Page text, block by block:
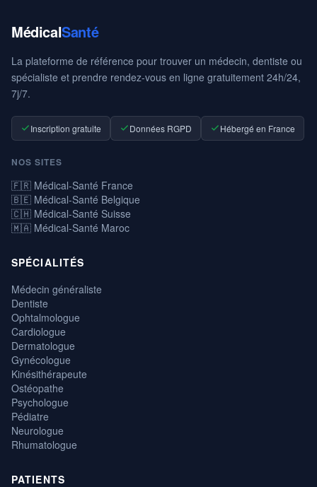
MédicalSanté
La plateforme de référence pour trouver un médecin, dentiste ou
spécialiste et prendre rendez-vous en ligne gratuitement 24h/24,
7j/7.
Inscription gratuite Données RGPD Hébergé en France
NOS SITES
🇫🇷 Médical-Santé France
🇧🇪 Médical-Santé Belgique
🇨🇭 Médical-Santé Suisse
🇲🇦 Médical-Santé Maroc
SPÉCIALITÉS
Médecin généraliste
Dentiste
Ophtalmologue
Cardiologue
Dermatologue
Gynécologue
Kinésithérapeute
Ostéopathe
Psychologue
Pédiatre
Neurologue
Rhumatologue
PATIENTS